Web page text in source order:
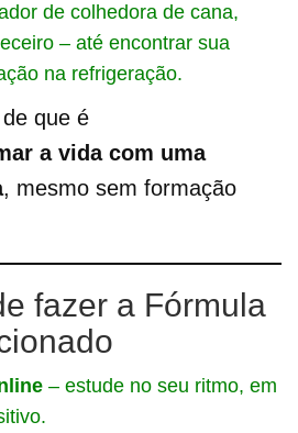
de colhedora de cana,
– até encontrar sua
na refrigeração.
que é
a vida com uma
, mesmo sem formação
fazer a Fórmula
– estude no seu ritmo, em